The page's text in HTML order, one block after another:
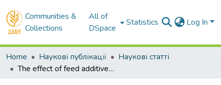
Communities &
Collections
All of
DSpace
Statistics Log In
Home Наукові публікації
Наукові статті
The effect of feed additives on biochemical and immunological blood parameters in growing pigs